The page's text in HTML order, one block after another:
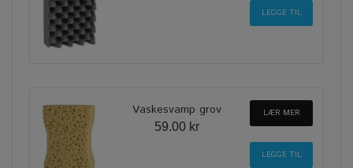
Vaskesvamp grov
59.00 kr
LÆR MER